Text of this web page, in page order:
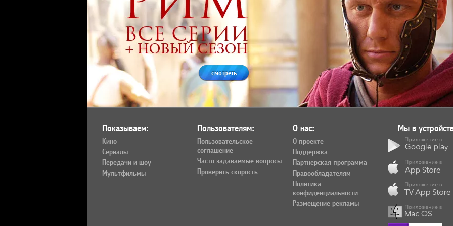
смотреть
Показываем:
Кино
Сериалы
Передачи и шоу
Мультфильмы
Пользователям:
Пользовательское
соглашение
Часто задаваемые вопросы
Проверить скорость
О нас:
О проекте
Поддержка
Партнерская программа
Правообладателям
Политика
конфиденциальности
Размещение рекламы
Мы в